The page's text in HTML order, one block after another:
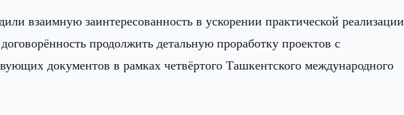
взаимную заинтересованность в ускорении практической реализации
продолжить детальную проработку проектов с
документов в рамках четвёртого Ташкентского международного